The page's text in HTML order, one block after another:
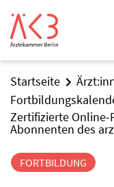
Startseite
Zertifizierte
Abonnenten des
FORTBILDUNG